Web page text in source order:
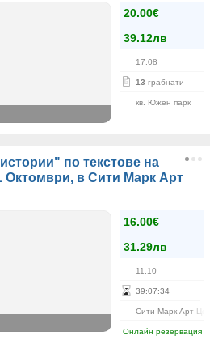
20.00€
39.12лв
17.08
13 грабнати
кв. Южен парк
по текстове на
Октомври, в Сити Марк Арт
16.00€
31.29лв
11.10
39:07:34
Сити Марк Арт
Онлайн резервация